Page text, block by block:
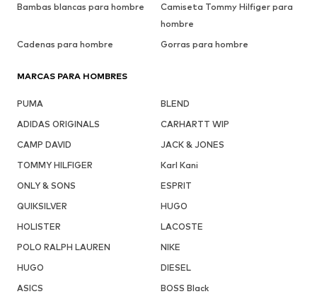
Bambas blancas para hombre
Camiseta Tommy Hilfiger para
hombre
Cadenas para hombre
Gorras para hombre
MARCAS PARA HOMBRES
PUMA
BLEND
ADIDAS ORIGINALS
CARHARTT WIP
CAMP DAVID
JACK & JONES
TOMMY HILFIGER
Karl Kani
ONLY & SONS
ESPRIT
QUIKSILVER
HUGO
HOLISTER
LACOSTE
POLO RALPH LAUREN
NIKE
HUGO
DIESEL
ASICS
BOSS Black